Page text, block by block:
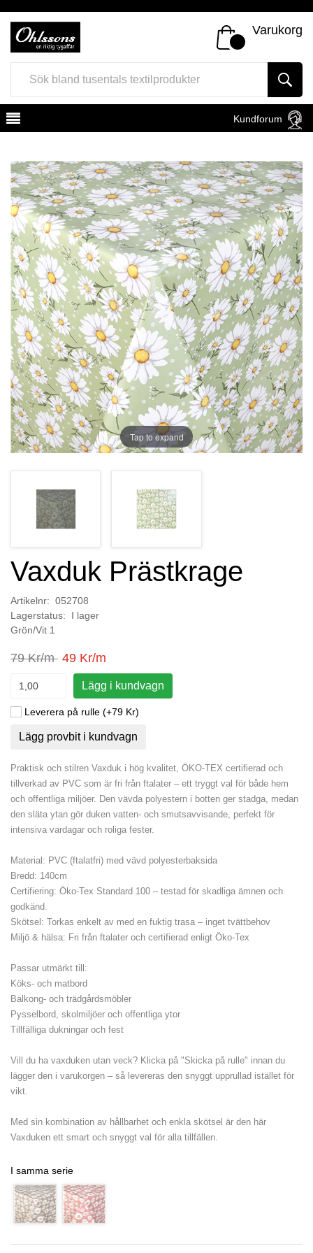
Varukorg
Kundforum
Register Sign In
Tap to expand
Vaxduk Prästkrage
Artikelnr: 052708
Lagerstatus: I lager
Grön/Vit 1
79 Kr/m 49 Kr/m
Lägg i kundvagn
Leverera på rulle (+79 Kr)
Lägg provbit i kundvagn
Praktisk och stilren Vaxduk i hög kvalitet, ÖKO-TEX certifierad och
tillverkad av PVC som är fri från ftalater – ett tryggt val för både hem
och offentliga miljöer. Den vävda polyestern i botten ger stadga, medan
den släta ytan gör duken vatten- och smutsavvisande, perfekt för
intensiva vardagar och roliga fester.
Material: PVC (ftalatfri) med vävd polyesterbaksida
Bredd: 140cm
Certifiering: Öko-Tex Standard 100 – testad för skadliga ämnen och
godkänd.
Skötsel: Torkas enkelt av med en fuktig trasa – inget tvättbehov
Miljö & hälsa: Fri från ftalater och certifierad enligt Öko-Tex
Passar utmärkt till:
Köks- och matbord
Balkong- och trädgårdsmöbler
Pysselbord, skolmiljöer och offentliga ytor
Tillfälliga dukningar och fest
Vill du ha vaxduken utan veck? Klicka på "Skicka på rulle" innan du
lägger den i varukorgen – så levereras den snyggt upprullad istället för
vikt.
Med sin kombination av hållbarhet och enkla skötsel är den här
Vaxduken ett smart och snyggt val för alla tillfällen.
I samma serie